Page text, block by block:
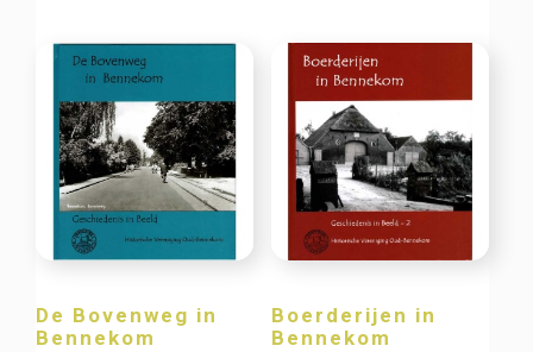
De Bovenweg in
Bennekom
Boerderijen in
Bennekom